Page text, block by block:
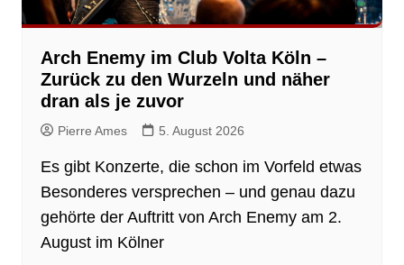
Arch Enemy im Club Volta Köln –
Zurück zu den Wurzeln und näher
dran als je zuvor
Pierre Ames 5. August 2026
Es gibt Konzerte, die schon im Vorfeld etwas
Besonderes versprechen – und genau dazu
gehörte der Auftritt von Arch Enemy am 2.
August im Kölner